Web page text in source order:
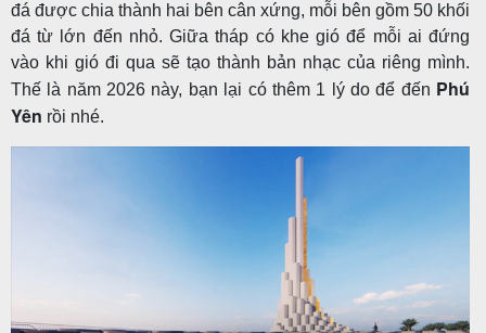
đá được chia thành hai bên cân xứng, mỗi bên gồm 50 khối
đá từ lớn đến nhỏ. Giữa tháp có khe gió để mỗi ai đứng
vào khi gió đi qua sẽ tạo thành bản nhạc của riêng mình.
Thế là năm 2026 này, bạn lại có thêm 1 lý do để đến Phú
Yên rồi nhé.